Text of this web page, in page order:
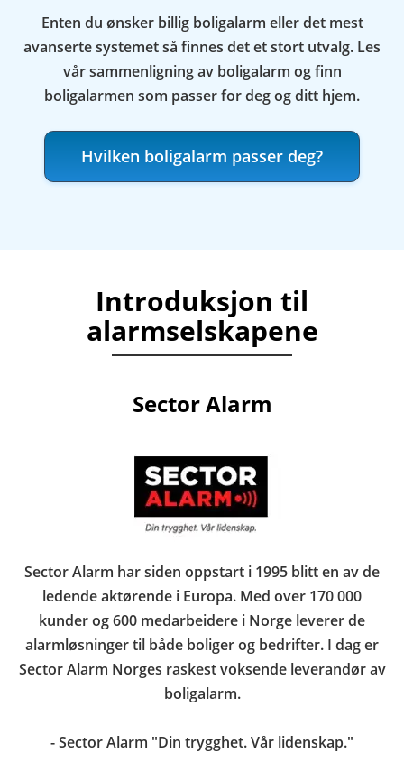
Enten du ønsker billig boligalarm eller det mest
avanserte systemet så finnes det et stort utvalg. Les
vår sammenligning av boligalarm og finn
boligalarmen som passer for deg og ditt hjem.
Hvilken boligalarm passer deg?
Introduksjon til
alarmselskapene
Sector Alarm
Sector Alarm har siden oppstart i 1995 blitt en av de
ledende aktørende i Europa. Med over 170 000
kunder og 600 medarbeidere i Norge leverer de
alarmløsninger til både boliger og bedrifter. I dag er
Sector Alarm Norges raskest voksende leverandør av
boligalarm.
- Sector Alarm "Din trygghet. Vår lidenskap."